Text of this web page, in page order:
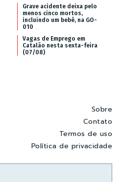
Grave acidente deixa pelo
menos cinco mortos,
incluindo um bebê, na GO-
010
Vagas de Emprego em
Catalão nesta sexta-feira
(07/08)
Sobre
Contato
Termos de uso
Política de privacidade